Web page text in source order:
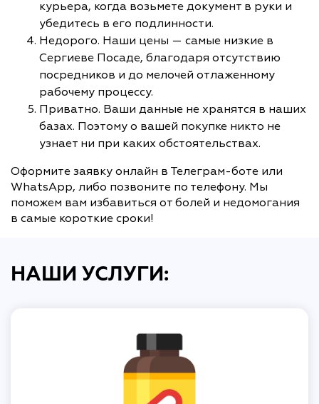
курьера, когда возьмете документ в руки и
убедитесь в его подлинности.
Недорого. Наши цены — самые низкие в
Сергиеве Посаде, благодаря отсутствию
посредников и до мелочей отлаженному
рабочему процессу.
Приватно. Ваши данные не хранятся в наших
базах. Поэтому о вашей покупке никто не
узнает ни при каких обстоятельствах.
Оформите заявку онлайн в Телеграм-боте или
WhatsApp, либо позвоните по телефону. Мы
поможем вам избавиться от болей и недомогания
в самые короткие сроки!
НАШИ УСЛУГИ: